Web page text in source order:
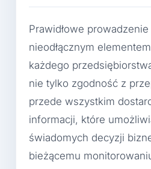
Prawidłowe
nieodłącznym
każdego
nie tylko zgodność z
przede wszystkim
informacji, które
świadomych decyzji
bieżącemu